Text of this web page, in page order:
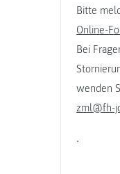
Bitte
Online-
Bei
wenden
zml@fh-
.